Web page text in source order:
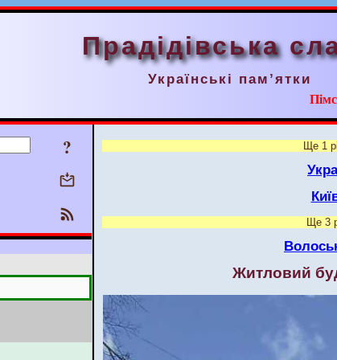
Прадідівська
Українські пам’ятки
? Ще 1
Ще 3
Житловий